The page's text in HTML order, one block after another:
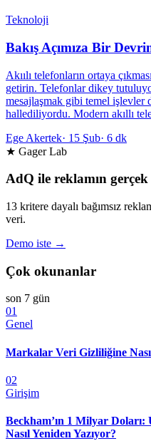
Teknoloji
Bakış Açımıza Bir
Akıılı telefonların ortaya
getirin. Telefonlar dikey
mesajlaşmak gibi temel işlevler
hallediliyordu. Modern akıllı
Ege Akertek· 15 Şub· 6 dk
★ Gager Lab
AdQ ile reklamın
13 kritere dayalı bağımsız
veri.
Demo iste →
Çok okunanlar
son 7 gün
01
Genel
Markalar Veri Gizliliğine
02
Girişim
Beckham’ın 1 Milyar
Nasıl Yeniden Yazıyor?